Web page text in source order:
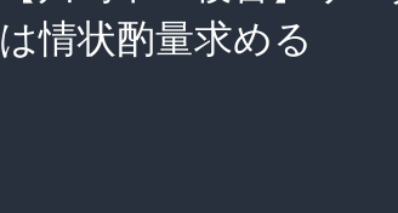
は情状酌量求める